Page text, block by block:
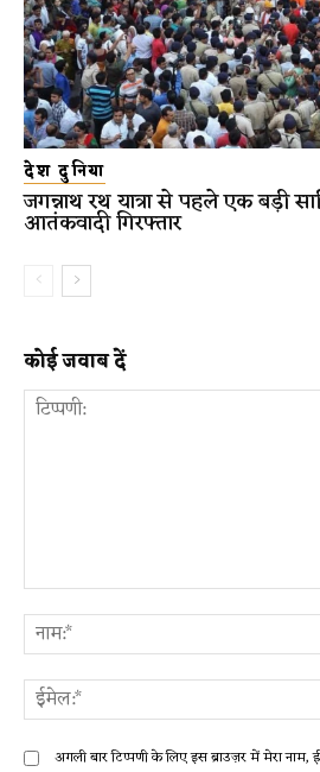
देश दुनिया
जगन्नाथ रथ यात्रा से पहले एक बड़ी
आतंकवादी गिरफ्तार
कोई जवाब दें
अगली बार टिप्पणी के लिए इस ब्राउज़र में मेरा